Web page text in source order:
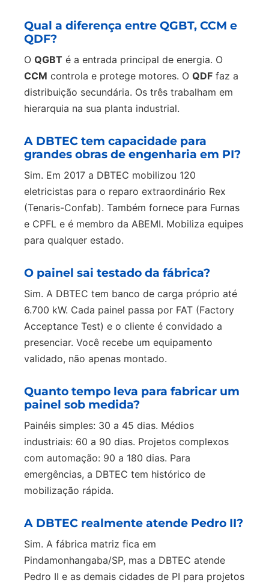
Qual a diferença entre QGBT, CCM e
QDF?
O QGBT é a entrada principal de energia. O
CCM controla e protege motores. O QDF faz a
distribuição secundária. Os três trabalham em
hierarquia na sua planta industrial.
A DBTEC tem capacidade para
grandes obras de engenharia em PI?
Sim. Em 2017 a DBTEC mobilizou 120
eletricistas para o reparo extraordinário Rex
(Tenaris-Confab). Também fornece para Furnas
e CPFL e é membro da ABEMI. Mobiliza equipes
para qualquer estado.
O painel sai testado da fábrica?
Sim. A DBTEC tem banco de carga próprio até
6.700 kW. Cada painel passa por FAT (Factory
Acceptance Test) e o cliente é convidado a
presenciar. Você recebe um equipamento
validado, não apenas montado.
Quanto tempo leva para fabricar um
painel sob medida?
Painéis simples: 30 a 45 dias. Médios
industriais: 60 a 90 dias. Projetos complexos
com automação: 90 a 180 dias. Para
emergências, a DBTEC tem histórico de
mobilização rápida.
A DBTEC realmente atende Pedro II?
Sim. A fábrica matriz fica em
Pindamonhangaba/SP, mas a DBTEC atende
Pedro II e as demais cidades de PI para projetos